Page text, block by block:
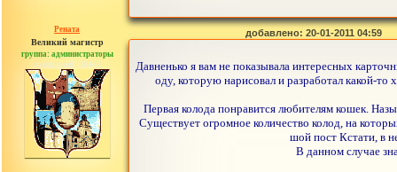
Рената
Великий магистр
группа: администраторы
сообщений: 30442
добавлено: 20-01-2011 04:59
Давненько я вам не показывала интересных
оду, которую нарисовал и разработал какой-
Первая колода понравится любителям кошек.
Существует огромное количество колод, на
шой пост Кстати, в
В данном случае